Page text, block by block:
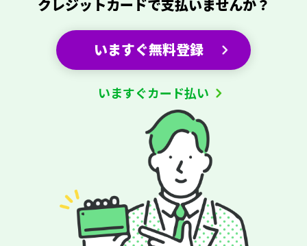
クレジットカードで支払いませんか？
いますぐ無料登録
いますぐカード払い